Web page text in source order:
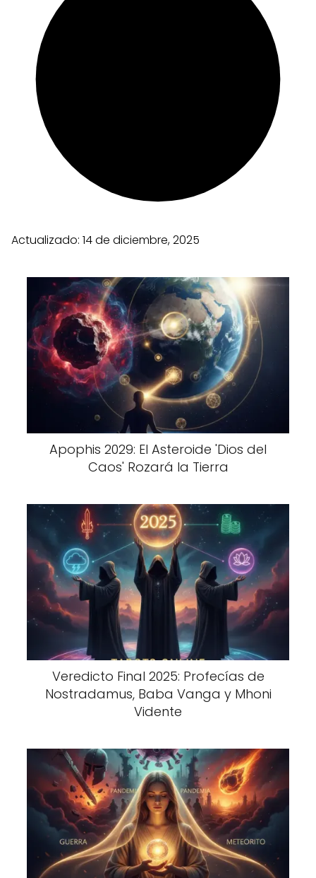
Actualizado: 14 de diciembre, 2025
Apophis 2029: El Asteroide 'Dios del
Caos' Rozará la Tierra
Veredicto Final 2025: Profecías de
Nostradamus, Baba Vanga y Mhoni
Vidente